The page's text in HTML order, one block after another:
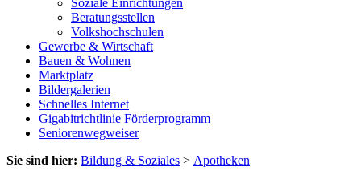
Soziale Einrichtungen
Beratungsstellen
Volkshochschulen
Gewerbe & Wirtschaft
Bauen & Wohnen
Marktplatz
Bildergalerien
Schnelles Internet
Gigabitrichtlinie Förderprogramm
Seniorenwegweiser
Sie sind hier: Bildung & Soziales > Apotheken